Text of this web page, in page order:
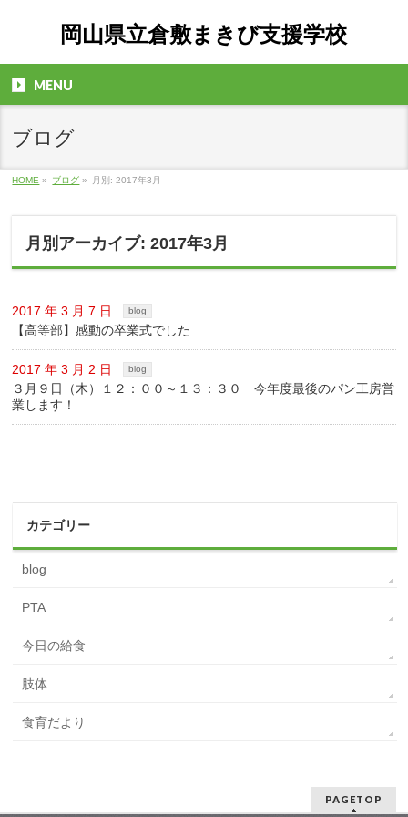
岡山県立倉敷まきび支援学校
MENU
ブログ
HOME » ブログ » 月別: 2017年3月
月別アーカイブ: 2017年3月
2017 年 3 月 7 日 blog
【高等部】感動の卒業式でした
2017 年 3 月 2 日 blog
３月９日（木）１２：００～１３：３０ 今年度最後のパン工房営
業します！
カテゴリー
blog
PTA
今日の給食
肢体
食育だより
PAGETOP